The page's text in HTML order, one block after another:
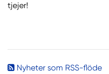
Nyheter som RSS-flöde
tjejer!